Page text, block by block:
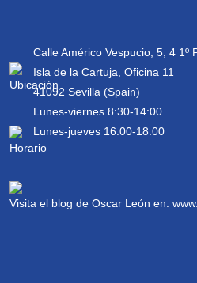
Calle Américo Vespucio, 5, 4 1º
Isla de la Cartuja, Oficina 11
41092 Sevilla (Spain)
Lunes-viernes 8:30-14:00
Lunes-jueves 16:00-18:00
Visita el blog de Oscar León en: